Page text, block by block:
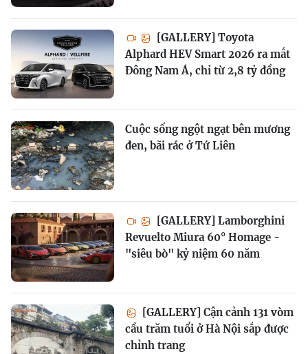
[GALLERY] Toyota
Alphard HEV Smart 2026 ra mắt
Đông Nam Á, chỉ từ 2,8 tỷ đồng
Cuộc sống ngột ngạt bên mương
đen, bãi rác ở Tứ Liên
[GALLERY] Lamborghini
Revuelto Miura 60° Homage -
"siêu bò" kỷ niệm 60 năm
[GALLERY] Cận cảnh 131 vòm
cầu trăm tuổi ở Hà Nội sắp được
chỉnh trang